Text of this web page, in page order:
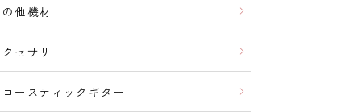
の他機材
セサリ
コースティックギター